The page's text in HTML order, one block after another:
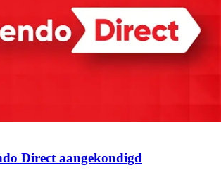
Direct aangekondigd